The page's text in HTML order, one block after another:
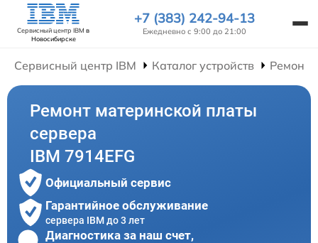
Сервисный центр IBM в
Новосибирске
+7 (383) 242-94-13
Ежедневно с 9:00 до 21:00
Сервисный центр IBM Каталог устройств Ремонт
Ремонт материнской платы
сервера
IBM 7914EFG
Официальный сервис
Гарантийное обслуживание
сервера IBM до 3 лет
Диагностика за наш счет,